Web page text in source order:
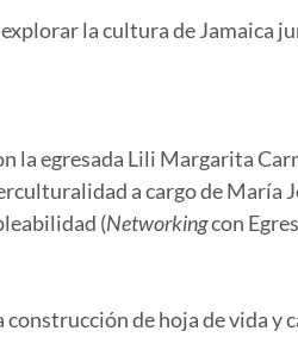
la cultura de Jamaica
la egresada Lili Margarita
a cargo de María
(Networkingcon
construcción de hoja de vida